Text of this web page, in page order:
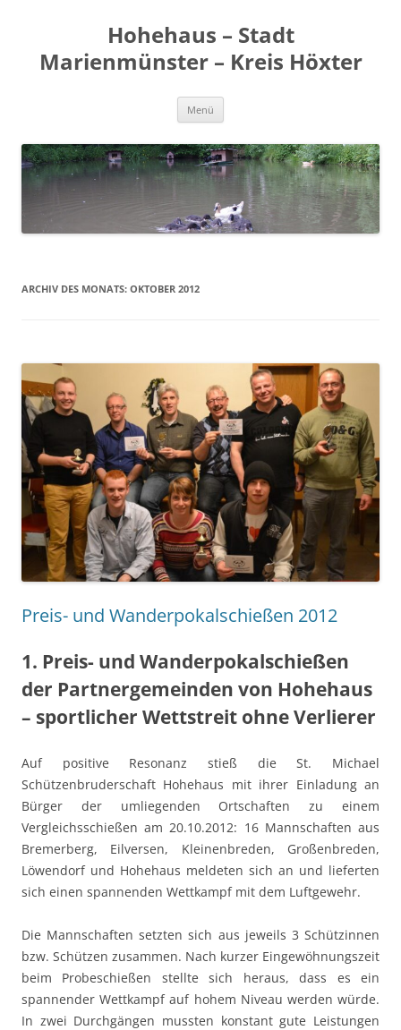
Hohehaus – Stadt
Marienmünster – Kreis Höxter
Menü
ARCHIV DES MONATS: OKTOBER 2012
Preis- und Wanderpokalschießen 2012
1. Preis- und Wanderpokalschießen
der Partnergemeinden von Hohehaus
– sportlicher Wettstreit ohne Verlierer
Auf positive Resonanz stieß die St. Michael
Schützenbruderschaft Hohehaus mit ihrer Einladung an
Bürger der umliegenden Ortschaften zu einem
Vergleichsschießen am 20.10.2012: 16 Mannschaften aus
Bremerberg, Eilversen, Kleinenbreden, Großenbreden,
Löwendorf und Hohehaus meldeten sich an und lieferten
sich einen spannenden Wettkampf mit dem Luftgewehr.
Die Mannschaften setzten sich aus jeweils 3 Schützinnen
bzw. Schützen zusammen. Nach kurzer Eingewöhnungszeit
beim Probeschießen stellte sich heraus, dass es ein
spannender Wettkampf auf hohem Niveau werden würde.
In zwei Durchgängen mussten konstant gute Leistungen